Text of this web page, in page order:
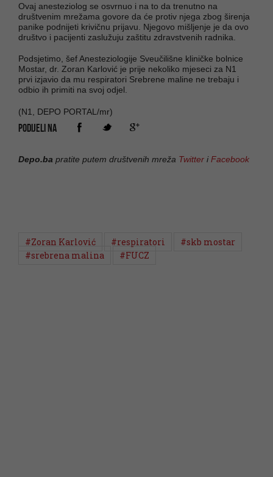
Ovaj anesteziolog se osvrnuo i na to da trenutno na
društvenim mrežama govore da će protiv njega zbog širenja
panike podnijeti krivičnu prijavu. Njegovo mišljenje je da ovo
društvo i pacijenti zaslužuju zaštitu zdravstvenih radnika.
Podsjetimo, šef Anesteziologije Sveučilišne kliničke bolnice
Mostar, dr. Zoran Karlović je prije nekoliko mjeseci za N1
prvi izjavio da mu respiratori Srebrene maline ne trebaju i
odbio ih primiti na svoj odjel.
(N1, DEPO PORTAL/mr)
PODIJELI NA
Depo.ba pratite putem društvenih mreža Twitter iFacebook
#Zoran Karlović #respiratori
#skb mostar
#srebrena malina
#FUCZ